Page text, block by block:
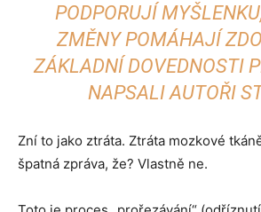
PODPORUJÍ
ZMĚNY POMÁHAJÍ
ZÁKLADNÍ DOVEDNOSTI
NAPSALI AUTOŘI
Zní to jako ztráta. Ztráta mozkové
špatná zpráva, že? Vlastně ne.